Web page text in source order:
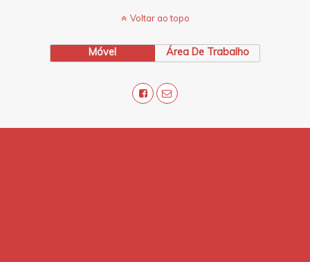
Voltar ao topo
Móvel Área De Trabalho